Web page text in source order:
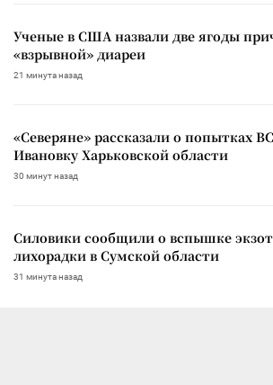
Ученые в США назвали две ягоды
«взрывной» диареи
21 минута назад
«Северяне» рассказали о попытках
Ивановку Харьковской области
30 минут назад
Силовики сообщили о вспышке
лихорадки в Сумской области
31 минута назад